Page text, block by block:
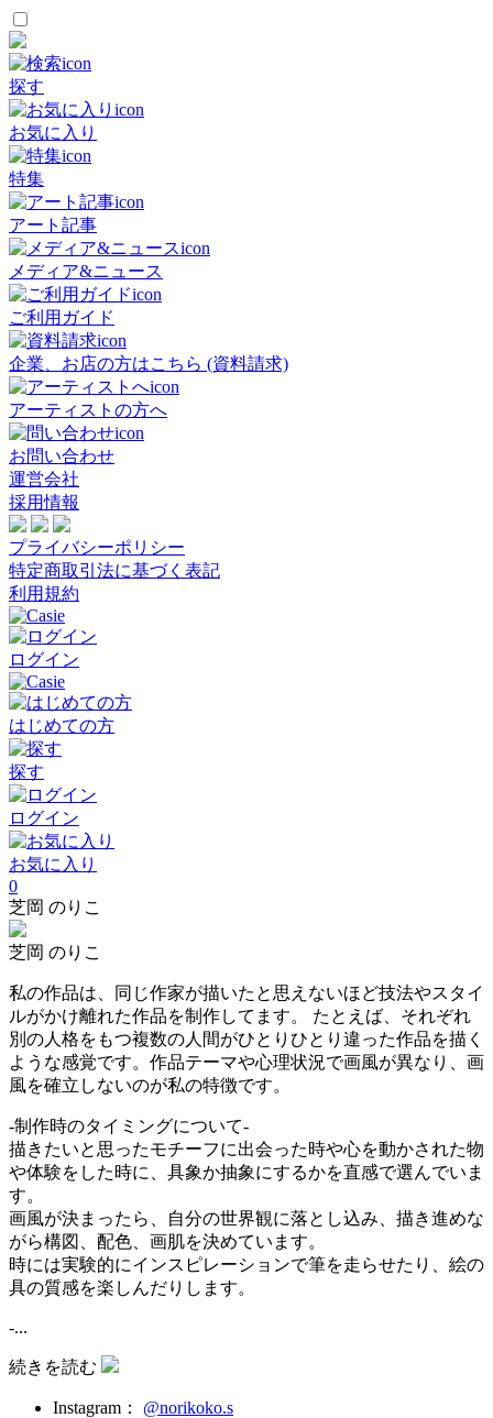
探す
お気に入り
特集
アート記事
メディア&ニュース
ご利用ガイド
企業、お店の方はこちら (資料請求)
アーティストの方へ
お問い合わせ
運営会社
採用情報
プライバシーポリシー
特定商取引法に基づく表記
利用規約
ログイン
はじめての方
探す
ログイン
お気に入り
0
芝岡 のりこ
芝岡 のりこ
私の作品は、同じ作家が描いたと思えないほど技法やスタイ
ルがかけ離れた作品を制作してます。 たとえば、それぞれ
別の人格をもつ複数の人間がひとりひとり違った作品を描く
ような感覚です。作品テーマや心理状況で画風が異なり、画
風を確立しないのが私の特徴です。
-制作時のタイミングについて-
描きたいと思ったモチーフに出会った時や心を動かされた物
や体験をした時に、具象か抽象にするかを直感で選んでいま
す。
画風が決まったら、自分の世界観に落とし込み、描き進めな
がら構図、配色、画肌を決めています。
時には実験的にインスピレーションで筆を走らせたり、絵の
具の質感を楽しんだりします。
-...
続きを読む
Instagram： @norikoko.s